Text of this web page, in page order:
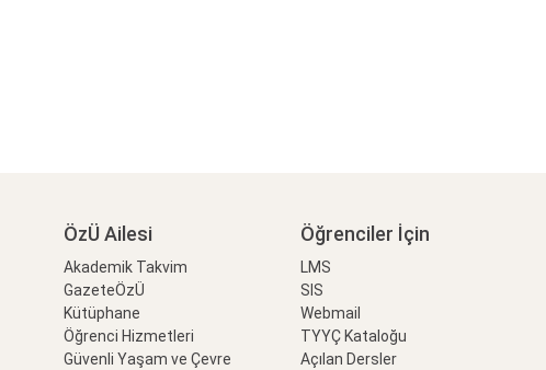
ÖzÜ Ailesi
Akademik Takvim
GazeteÖzÜ
Kütüphane
Öğrenci Hizmetleri
Güvenli Yaşam ve Çevre
Öğrenciler İçin
LMS
SIS
Webmail
TYYÇ Kataloğu
Açılan Dersler